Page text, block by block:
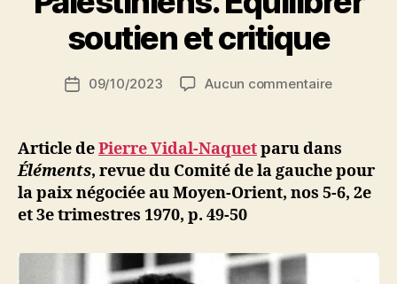
la
Gauche
la
au
Moyen-
Orient »
soutien et critique
a
S
N
ji
b
Date09/10/2023 Aucun commentairesur
Naquet
La
Gauche
Article dePierre Vidal-Naquetparu dans
Éléments, revue du Comité de la gauche pour
la paix négociée au Moyen-Orient, nos 5-6, 2e
et 3e trimestres 1970, p. 49-50